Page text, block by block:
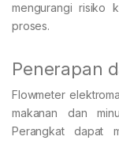
mengurangi risiko
proses.
Penerapan
Flowmeter
makanan dan
Perangkat dapat